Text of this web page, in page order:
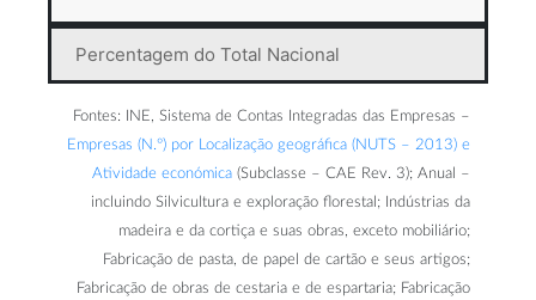
Percentagem do Total Nacional
Fontes: INE, Sistema de Contas Integradas das Empresas –
Empresas (N.º) por Localização geográfica (NUTS – 2013) e
Atividade económica (Subclasse – CAE Rev. 3); Anual –
incluindo Silvicultura e exploração florestal; Indústrias da
madeira e da cortiça e suas obras, exceto mobiliário;
Fabricação de pasta, de papel de cartão e seus artigos;
Fabricação de obras de cestaria e de espartaria; Fabricação